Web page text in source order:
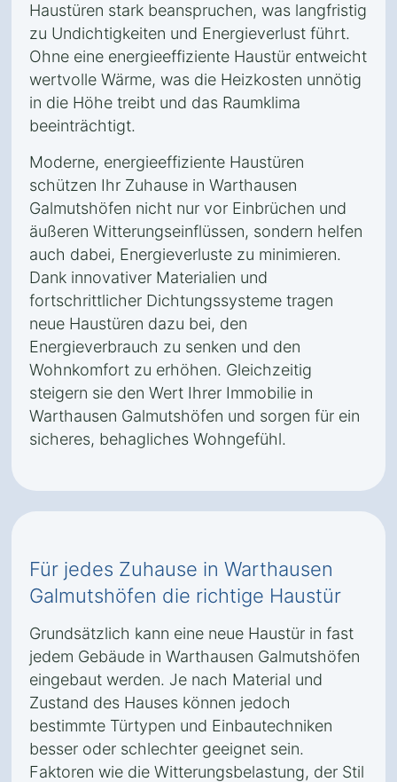
Haustüren stark beanspruchen, was langfristig
zu Undichtigkeiten und Energieverlust führt.
Ohne eine energieeffiziente Haustür entweicht
wertvolle Wärme, was die Heizkosten unnötig
in die Höhe treibt und das Raumklima
beeinträchtigt.
Moderne, energieeffiziente Haustüren
schützen Ihr Zuhause in Warthausen
Galmutshöfen nicht nur vor Einbrüchen und
äußeren Witterungseinflüssen, sondern helfen
auch dabei, Energieverluste zu minimieren.
Dank innovativer Materialien und
fortschrittlicher Dichtungssysteme tragen
neue Haustüren dazu bei, den
Energieverbrauch zu senken und den
Wohnkomfort zu erhöhen. Gleichzeitig
steigern sie den Wert Ihrer Immobilie in
Warthausen Galmutshöfen und sorgen für ein
sicheres, behagliches Wohngefühl.
Für jedes Zuhause in Warthausen
Galmutshöfen die richtige Haustür
Grundsätzlich kann eine neue Haustür in fast
jedem Gebäude in Warthausen Galmutshöfen
eingebaut werden. Je nach Material und
Zustand des Hauses können jedoch
bestimmte Türtypen und Einbautechniken
besser oder schlechter geeignet sein.
Faktoren wie die Witterungsbelastung, der Stil